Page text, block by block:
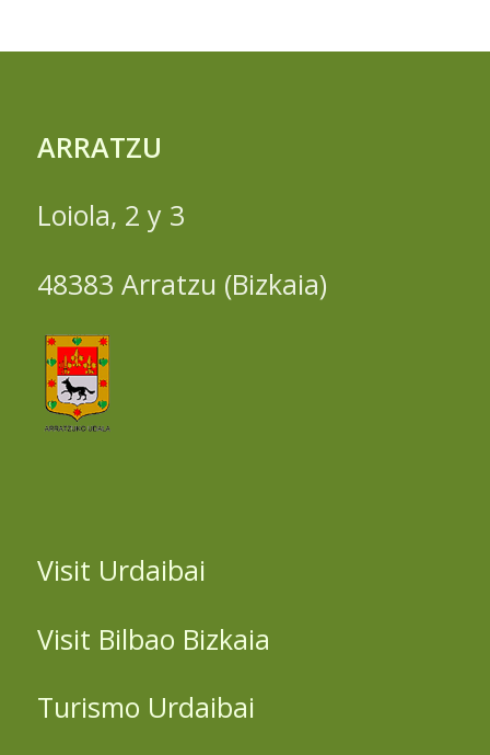
ARRATZU
Loiola, 2 y 3
48383 Arratzu (Bizkaia)
Visit Urdaibai
Visit Bilbao Bizkaia
Turismo Urdaibai